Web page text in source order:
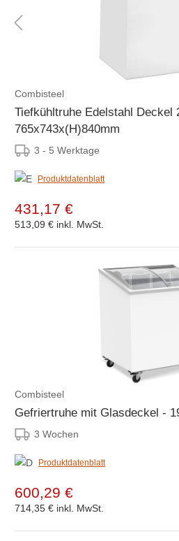
Combisteel
Tiefkühltruhe Edelstahl Deckel
765x743x(H)840mm
3 - 5 Werktage
Produktdatenblatt
431,17 €
513,09 € inkl. MwSt.
Combisteel
Gefriertruhe mit Glasdeckel -
3 Wochen
Produktdatenblatt
600,29 €
714,35 € inkl. MwSt.